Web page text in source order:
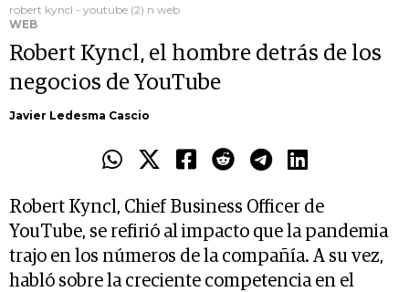
robert kyncl - youtube (2) n web
WEB
Robert Kyncl, el hombre detrás de los
negocios de YouTube
Javier Ledesma Cascio
Robert Kyncl, Chief Business Officer de
YouTube, se refirió al impacto que la pandemia
trajo en los números de la compañía. A su vez,
habló sobre la creciente competencia en el